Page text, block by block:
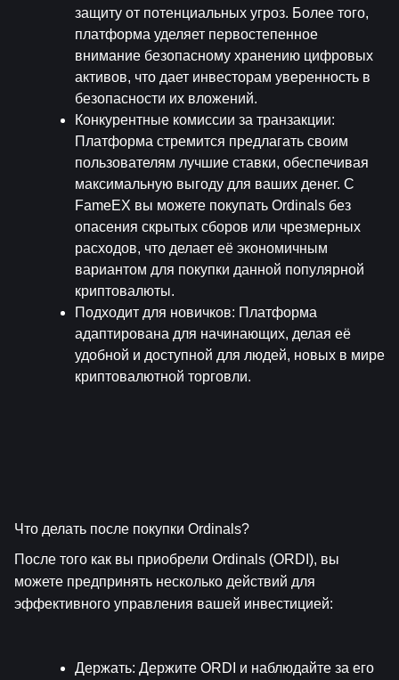
защиту от потенциальных угроз. Более того,
платформа уделяет первостепенное
внимание безопасному хранению цифровых
активов, что дает инвесторам уверенность в
безопасности их вложений.
Конкурентные комиссии за транзакции:
Платформа стремится предлагать своим
пользователям лучшие ставки, обеспечивая
максимальную выгоду для ваших денег. С
FameEX вы можете покупать Ordinals без
опасения скрытых сборов или чрезмерных
расходов, что делает её экономичным
вариантом для покупки данной популярной
криптовалюты.
Подходит для новичков: Платформа
адаптирована для начинающих, делая её
удобной и доступной для людей, новых в мире
криптовалютной торговли.
Что делать после покупки Ordinals?
После того как вы приобрели Ordinals (ORDI), вы
можете предпринять несколько действий для
эффективного управления вашей инвестицией:
Держать: Держите ORDI и наблюдайте за его